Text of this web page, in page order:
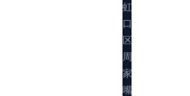
虹
口
区
周
家
嘴